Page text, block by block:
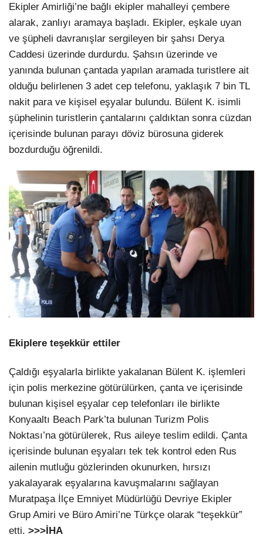
Ekipler Amirliği’ne bağlı ekipler mahalleyi çembere
alarak, zanlıyı aramaya başladı. Ekipler, eşkale uyan
ve şüpheli davranışlar sergileyen bir şahsı Derya
Caddesi üzerinde durdurdu. Şahsın üzerinde ve
yanında bulunan çantada yapılan aramada turistlere ait
olduğu belirlenen 3 adet cep telefonu, yaklaşık 7 bin TL
nakit para ve kişisel eşyalar bulundu. Bülent K. isimli
şüphelinin turistlerin çantalarını çaldıktan sonra cüzdan
içerisinde bulunan parayı döviz bürosuna giderek
bozdurduğu öğrenildi.
Ekiplere teşekkür ettiler
Çaldığı eşyalarla birlikte yakalanan Bülent K. işlemleri
için polis merkezine götürülürken, çanta ve içerisinde
bulunan kişisel eşyalar cep telefonları ile birlikte
Konyaaltı Beach Park’ta bulunan Turizm Polis
Noktası’na götürülerek, Rus aileye teslim edildi. Çanta
içerisinde bulunan eşyaları tek tek kontrol eden Rus
ailenin mutluğu gözlerinden okunurken, hırsızı
yakalayarak eşyalarına kavuşmalarını sağlayan
Muratpaşa İlçe Emniyet Müdürlüğü Devriye Ekipler
Grup Amiri ve Büro Amiri’ne Türkçe olarak “teşekkür”
etti. >>>İHA